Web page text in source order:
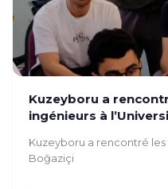
Kuzeyboru a
ingénieurs à
Kuzeyboru a rencontré
Boğaziçi